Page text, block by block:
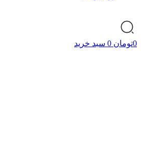
0تومان 0 سبد خرید